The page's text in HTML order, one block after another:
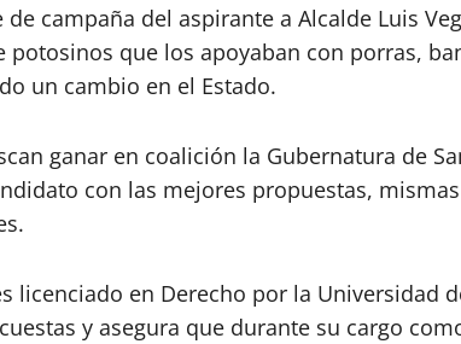
campaña del aspirante a Alcalde Luis
que los apoyaban con porras,
un cambio en el Estado.
ganar en coalición la Gubernatura de
con las mejores propuestas,
licenciado en Derecho por la Universidad
y asegura que durante su cargo